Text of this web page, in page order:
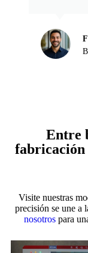
Entre
fabricación
Visite nuestras
precisión se une a
nosotrospara